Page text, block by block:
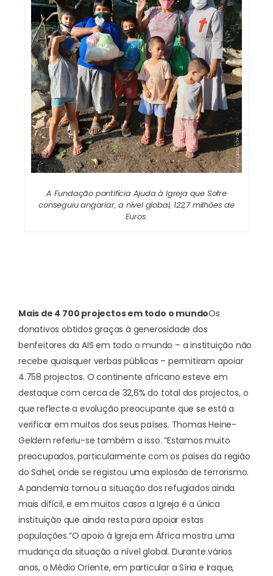
A Fundação pontifícia Ajuda à Igreja que Sofre
conseguiu angariar, a nível global, 122,7 milhões de
Euros.
Mais de 4 700 projectos em todo o mundoOs
donativos obtidos graças à generosidade dos
benfeitores da AIS em todo o mundo – a instituição não
recebe quaisquer verbas públicas – permitiram apoiar
4.758 projectos. O continente africano esteve em
destaque com cerca de 32,6% do total dos projectos, o
que reflecte a evolução preocupante que se está a
verificar em muitos dos seus países. Thomas Heine-
Geldern referiu-se também a isso. “Estamos muito
preocupados, particularmente com os países da região
do Sahel, onde se registou uma explosão de terrorismo.
A pandemia tornou a situação dos refugiados ainda
mais difícil, e em muitos casos a Igreja é a única
instituição que ainda resta para apoiar estas
populações.”O apoio à Igreja em África mostra uma
mudança da situação a nível global. Durante vários
anos, o Médio Oriente, em particular a Síria e Iraque,